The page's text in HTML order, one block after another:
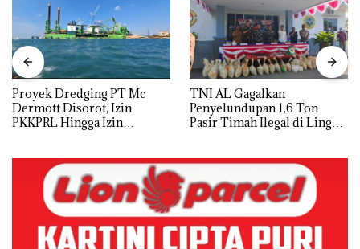
Proyek Dredging PT Mc
Dermott Disorot, Izin
PKKPRL Hingga Izin
TNI AL Gagalkan
Penyelundupan 1,6 Ton
Pasir Timah Ilegal di Lingga,
Diselundupkan ke Malaysia